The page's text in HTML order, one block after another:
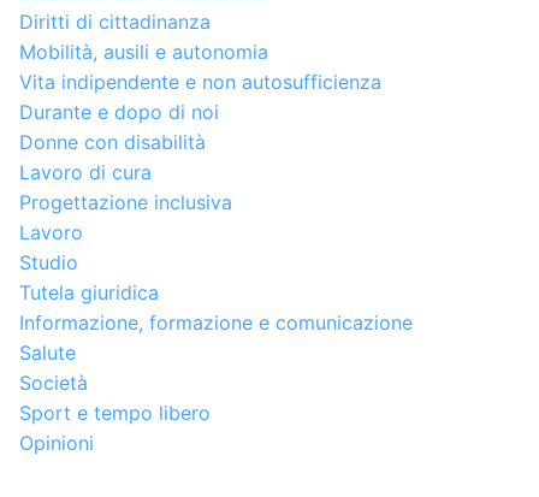
Diritti di cittadinanza
Mobilità, ausili e autonomia
Vita indipendente e non autosufficienza
Durante e dopo di noi
Donne con disabilità
Lavoro di cura
Progettazione inclusiva
Lavoro
Studio
Tutela giuridica
Informazione, formazione e comunicazione
Salute
Società
Sport e tempo libero
Opinioni